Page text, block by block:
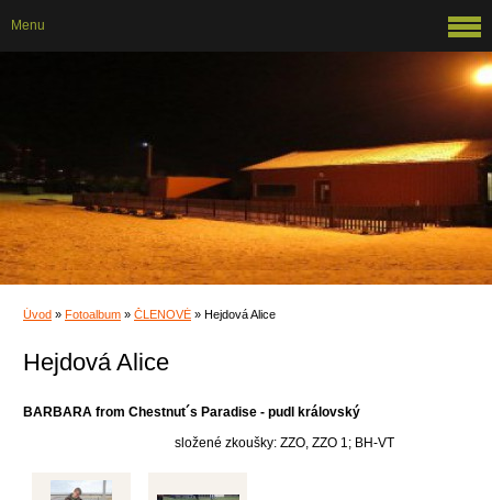
Úvod » Fotoalbum » ČLENOVÉ » Hejdová Alice
Hejdová Alice
BARBARA from Chestnut´s Paradise - pudl královský
složené zkoušky: ZZO, ZZO 1; BH-VT
Menu